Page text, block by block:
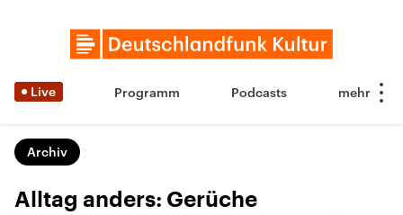
Live Programm Podcasts
Archiv
Alltag anders: Gerüche